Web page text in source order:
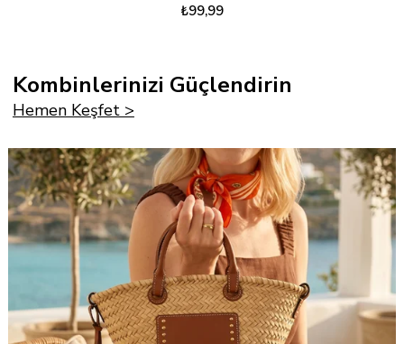
₺99,99
Kombinlerinizi Güçlendirin
Hemen Keşfet >